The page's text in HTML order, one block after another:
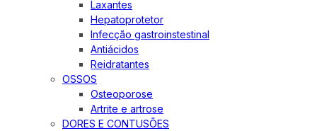
Laxantes
Hepatoprotetor
Infecção gastroinstestinal
Antiácidos
Reidratantes
OSSOS
Osteoporose
Artrite e artrose
DORES E CONTUSÕES